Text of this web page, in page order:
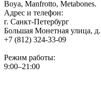
Boya, Manfrotto, Metabones.
Адрес и телефон:
г. Санкт-Петербург
Большая Монетная улица,
+7 (812) 324-33-09
Режим работы:
9:00–21:00